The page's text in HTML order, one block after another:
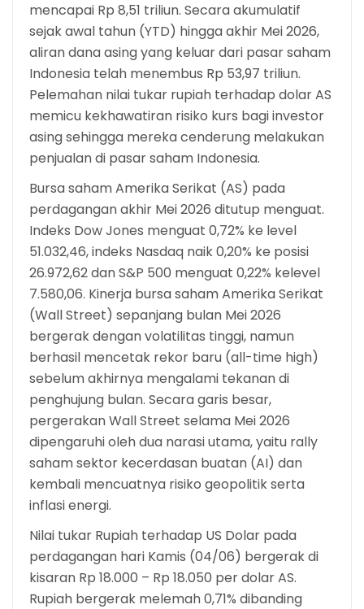
mencapai Rp 8,51 triliun. Secara akumulatif
sejak awal tahun (YTD) hingga akhir Mei 2026,
aliran dana asing yang keluar dari pasar saham
Indonesia telah menembus Rp 53,97 triliun.
Pelemahan nilai tukar rupiah terhadap dolar AS
memicu kekhawatiran risiko kurs bagi investor
asing sehingga mereka cenderung melakukan
penjualan di pasar saham Indonesia.
Bursa saham Amerika Serikat (AS) pada
perdagangan akhir Mei 2026 ditutup menguat.
Indeks Dow Jones menguat 0,72% ke level
51.032,46, indeks Nasdaq naik 0,20% ke posisi
26.972,62 dan S&P 500 menguat 0,22% kelevel
7.580,06. Kinerja bursa saham Amerika Serikat
(Wall Street) sepanjang bulan Mei 2026
bergerak dengan volatilitas tinggi, namun
berhasil mencetak rekor baru (all-time high)
sebelum akhirnya mengalami tekanan di
penghujung bulan. Secara garis besar,
pergerakan Wall Street selama Mei 2026
dipengaruhi oleh dua narasi utama, yaitu rally
saham sektor kecerdasan buatan (AI) dan
kembali mencuatnya risiko geopolitik serta
inflasi energi.
Nilai tukar Rupiah terhadap US Dolar pada
perdagangan hari Kamis (04/06) bergerak di
kisaran Rp 18.000 – Rp 18.050 per dolar AS.
Rupiah bergerak melemah 0,71% dibanding